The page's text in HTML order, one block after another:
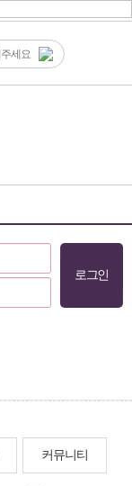
커뮤니티